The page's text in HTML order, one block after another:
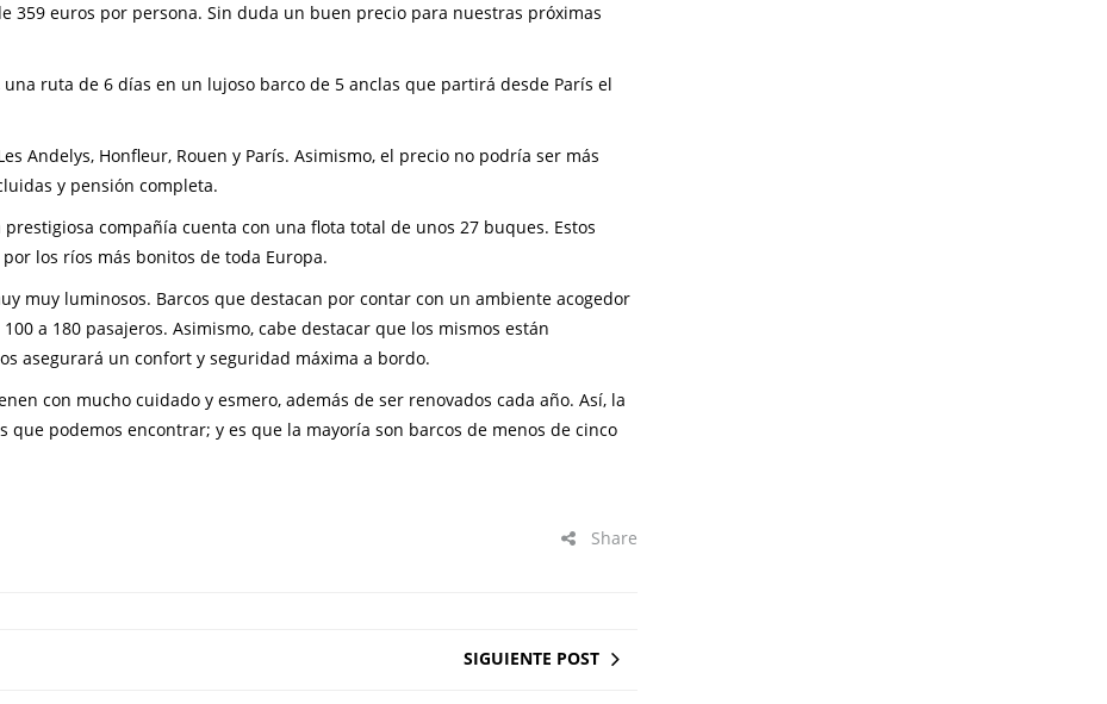
359 euros por persona. Sin duda un buen precio para nuestras próximas
una ruta de 6 días en un lujoso barco de 5 anclas que partirá desde París el
Andelys, Honfleur, Rouen y París. Asimismo, el precio no podría ser más
y pensión completa.
compañía cuenta con una flota total de unos 27 buques. Estos
los ríos más bonitos de toda Europa.
muy luminosos. Barcos que destacan por contar con un ambiente acogedor
a 180 pasajeros. Asimismo, cabe destacar que los mismos están
asegurará un confort y seguridad máxima a bordo.
con mucho cuidado y esmero, además de ser renovados cada año. Así, la
que podemos encontrar; y es que la mayoría son barcos de menos de cinco
Share
SIGUIENTE POST